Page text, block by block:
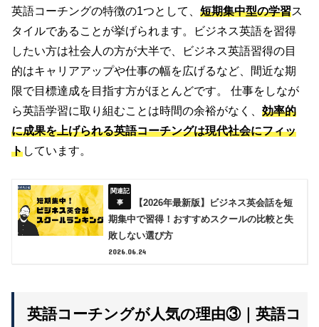
英語コーチングの特徴の1つとして、短期集中型の学習ス
タイルであることが挙げられます。ビジネス英語を習得
したい方は社会人の方が大半で、ビジネス英語習得の目
的はキャリアアップや仕事の幅を広げるなど、間近な期
限で目標達成を目指す方がほとんどです。 仕事をしなが
ら英語学習に取り組むことは時間の余裕がなく、効率的
に成果を上げられる英語コーチングは現代社会にフィッ
トしています。
【2026年最新版】ビジネス英会話を短
期集中で習得！おすすめスクールの比較と失
敗しない選び方
2026.06.24
英語コーチングが人気の理由③｜英語コ